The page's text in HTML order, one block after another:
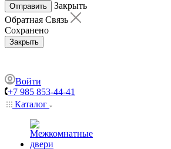
Отправить
Закрыть
Обратная Связь
Сохранено
Закрыть
Войти
+7 985 853-44-41
Каталог